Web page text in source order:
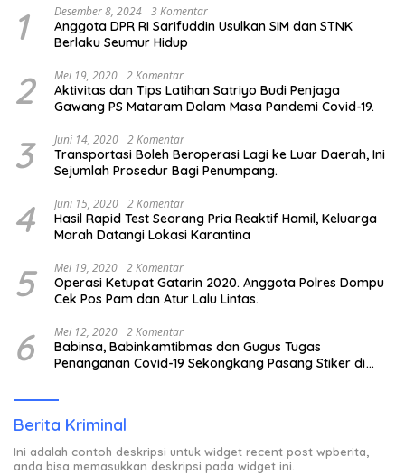
1 Desember 8, 2024 3 Komentar
Anggota DPR RI Sarifuddin Usulkan SIM dan STNK
Berlaku Seumur Hidup
2 Mei 19, 2020 2 Komentar
Aktivitas dan Tips Latihan Satriyo Budi Penjaga
Gawang PS Mataram Dalam Masa Pandemi Covid-19.
3 Juni 14, 2020 2 Komentar
Transportasi Boleh Beroperasi Lagi ke Luar Daerah, Ini
Sejumlah Prosedur Bagi Penumpang.
4 Juni 15, 2020 2 Komentar
Hasil Rapid Test Seorang Pria Reaktif Hamil, Keluarga
Marah Datangi Lokasi Karantina
5 Mei 19, 2020 2 Komentar
Operasi Ketupat Gatarin 2020. Anggota Polres Dompu
Cek Pos Pam dan Atur Lalu Lintas.
6 Mei 12, 2020 2 Komentar
Babinsa, Babinkamtibmas dan Gugus Tugas
Penanganan Covid-19 Sekongkang Pasang Stiker di
Berita Kriminal
Ini adalah contoh deskripsi untuk widget recent post wpberita,
anda bisa memasukkan deskripsi pada widget ini.